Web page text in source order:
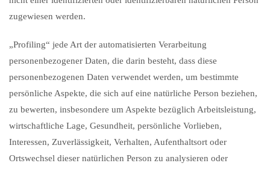
zugewiesen werden.
„Profiling“ jede Art der automatisierten Verarbeitung
personenbezogener Daten, die darin besteht, dass diese
personenbezogenen Daten verwendet werden, um bestimmte
persönliche Aspekte, die sich auf eine natürliche Person beziehen,
zu bewerten, insbesondere um Aspekte bezüglich Arbeitsleistung,
wirtschaftliche Lage, Gesundheit, persönliche Vorlieben,
Interessen, Zuverlässigkeit, Verhalten, Aufenthaltsort oder
Ortswechsel dieser natürlichen Person zu analysieren oder